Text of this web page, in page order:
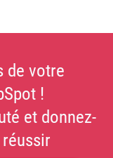
de votre
!
et donnez-